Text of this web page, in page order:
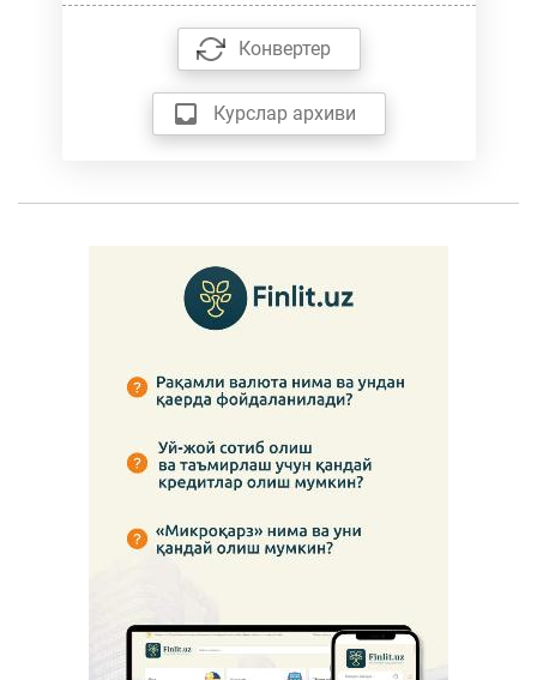
Конвертер
Курслар архиви